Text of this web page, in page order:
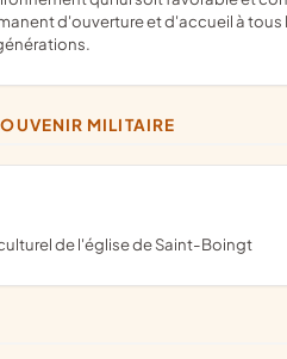
d'ouverture et d'accueil à tous
MILITAIRE
de l'église de Saint-Boingt